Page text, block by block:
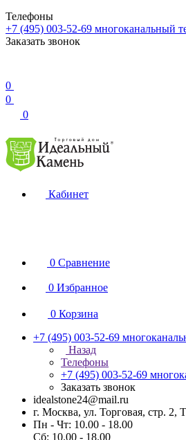
Телефоны
+7 (495) 003-52-69 многоканальный
Заказать звонок
0
0
0
Кабинет
0 Сравнение
0 Избранное
0 Корзина
+7 (495) 003-52-69
Назад
Телефоны
+7 (495) 003-52-69
Заказать звонок
idealstone24@mail.ru
г. Москва, ул. Торговая, стр.
Пн - Чт: 10.00 - 18.00
Сб: 10.00 - 18.00